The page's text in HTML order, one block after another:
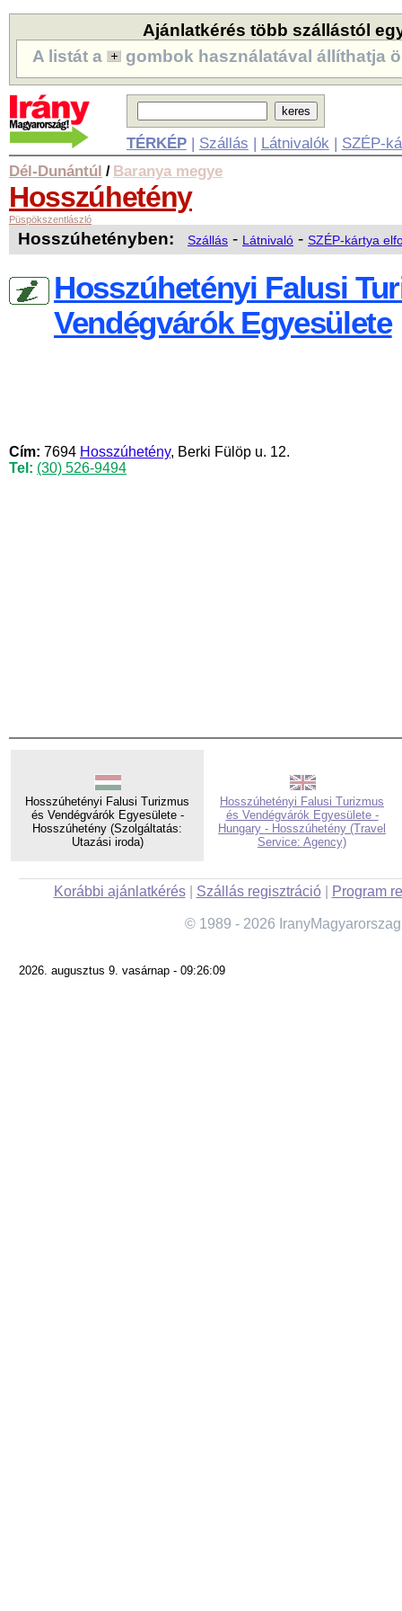
Ajánlatkérés több szállástól
A listát a
gombok használatával állíthatja
TÉRKÉP| Szállás | Látnivalók | SZÉP-
Dél-Dunántúl / Baranya megye
Hosszúhetény
Püspökszentlászló
Hosszúhetényben: Szállás - Látnivaló - SZÉP-kártya
Hosszúhetényi Falusi
Vendégvárók Egyesülete
Cím: 7694 Hosszúhetény, Berki Fülöp u. 12.
Tel: (30) 526-9494
Hosszúhetényi Falusi Turizmus
és Vendégvárók Egyesülete -
Hosszúhetény (Szolgáltatás:
Utazási iroda)
Hosszúhetényi Falusi Turizmus
és Vendégvárók Egyesülete -
Hungary - Hosszúhetény (Travel
Service: Agency)
Korábbi ajánlatkérés| Szállás regisztráció| Program
© 1989 - 2026
2026. augusztus 9. vasárnap - 09:26:09